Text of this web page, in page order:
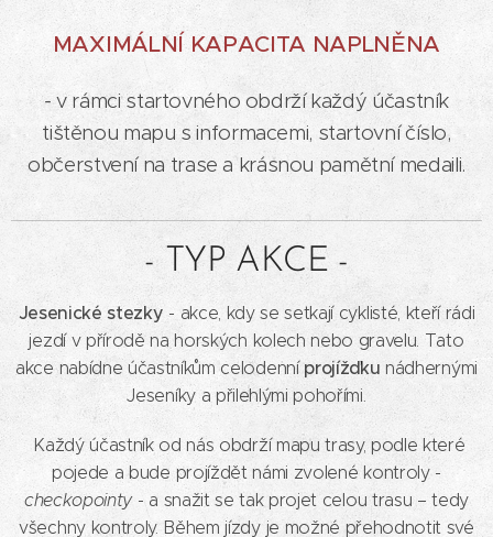
MAXIMÁLNÍ KAPACITA NAPLNĚNA
-v rámci startovného obdrží každý účastník
tištěnou mapu s informacemi, startovní číslo,
občerstvení na trase a krásnou pamětní medaili.
- TYP AKCE -
Jesenické stezky - akce, kdy se setkají cyklisté, kteří rádi
jezdí v přírodě na horských kolech nebo gravelu. Tato
akce nabídne účastníkům celodenní projížďkunádhernými
Jeseníky a přilehlými pohořími.
Každý účastník od nás obdrží mapu trasy, podle které
pojede a bude projíždět námi zvolené kontroly -
checkopointy- a snažit se tak projet celou trasu – tedy
všechny kontroly. Během jízdy je možné přehodnotit své